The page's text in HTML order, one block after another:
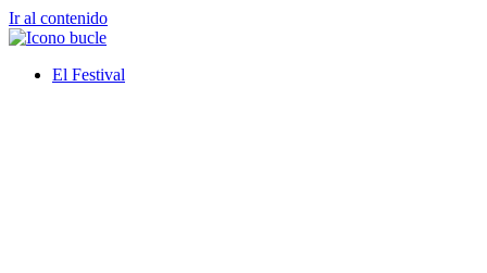
Ir al contenido
El Festival